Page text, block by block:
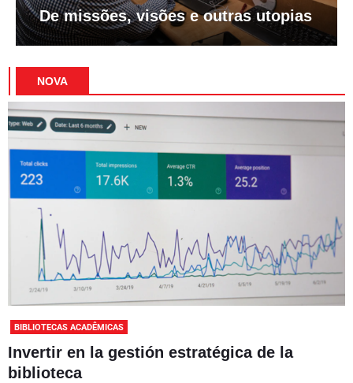
De missões, visões e outras utopias
NOVA
BIBLIOTECAS ACADÊMICAS
Invertir en la gestión estratégica de la
biblioteca